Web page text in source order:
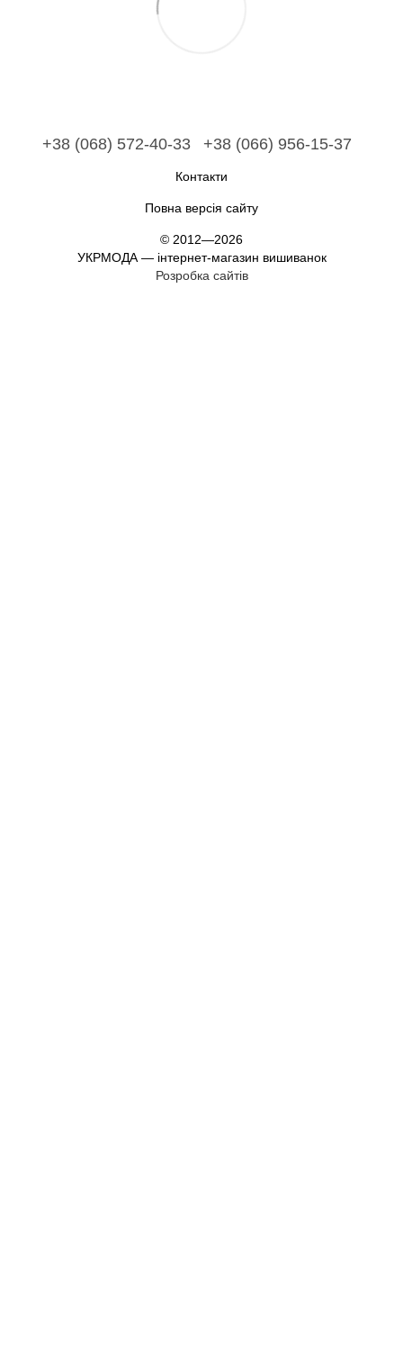
+38 (068) 572-40-33 +38 (066) 956-15-37
Контакти
Повна версія сайту
© 2012—2026
УКРМОДА — інтернет-магазин вишиванок
Розробка сайтів